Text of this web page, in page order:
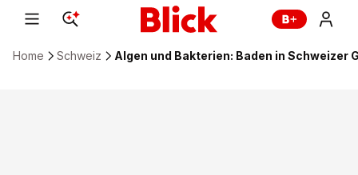
Home Schweiz Algen und Bakterien: Baden in